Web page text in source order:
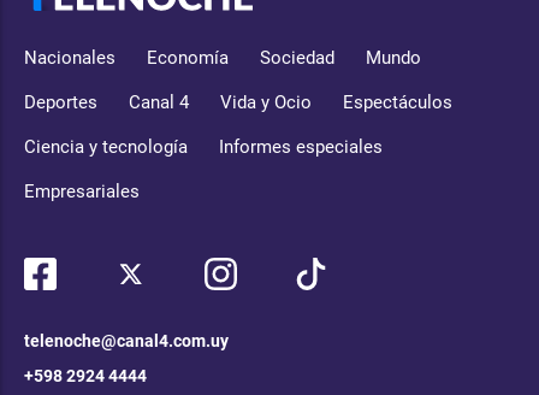
Nacionales Economía Sociedad Mundo
Deportes Canal 4 Vida y Ocio Espectáculos
Ciencia y tecnología Informes especiales
Empresariales
telenoche@canal4.com.uy
+598 2924 4444